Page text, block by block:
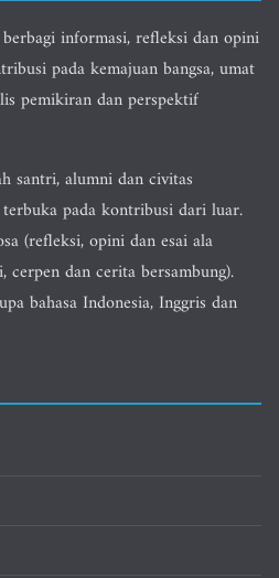
informasi, refleksi dan opini
pada kemajuan bangsa, umat
pemikiran dan perspektif
santri, alumni dan civitas
pada kontribusi dari luar.
(refleksi, opini dan esai ala
dan cerita bersambung).
bahasa Indonesia, Inggris dan